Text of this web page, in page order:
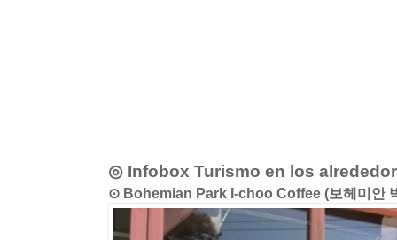
◎ Infobox Turismo en los
⊙ Bohemian Park I-choo Coffee (보헤미안